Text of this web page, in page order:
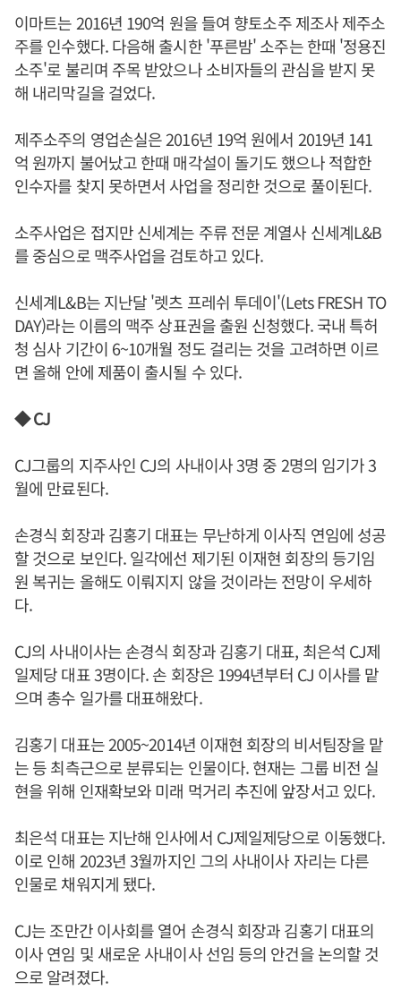
이마트는 2016년 190억 원을 들여 향토소주 제조사 제주소
주를 인수했다. 다음해 출시한 '푸른밤' 소주는 한때 '정용진
소주'로 불리며 주목 받았으나 소비자들의 관심을 받지 못
해 내리막길을 걸었다.
제주소주의 영업손실은 2016년 19억 원에서 2019년 141
억 원까지 불어났고 한때 매각설이 돌기도 했으나 적합한
인수자를 찾지 못하면서 사업을 정리한 것으로 풀이된다.
소주사업은 접지만 신세계는 주류 전문 계열사 신세계L&B
를 중심으로 맥주사업을 검토하고 있다.
신세계L&B는 지난달 '렛츠 프레쉬 투데이'(Lets FRESH TO
DAY)라는 이름의 맥주 상표권을 출원 신청했다. 국내 특허
청 심사 기간이 6~10개월 정도 걸리는 것을 고려하면 이르
면 올해 안에 제품이 출시될 수 있다.
◆ CJ
CJ그룹의 지주사인 CJ의 사내이사 3명 중 2명의 임기가 3
월에 만료된다.
손경식 회장과 김홍기 대표는 무난하게 이사직 연임에 성공
할 것으로 보인다. 일각에선 제기된 이재현 회장의 등기임
원 복귀는 올해도 이뤄지지 않을 것이라는 전망이 우세하
다.
CJ의 사내이사는 손경식 회장과 김홍기 대표, 최은석 CJ제
일제당 대표 3명이다. 손 회장은 1994년부터 CJ 이사를 맡
으며 총수 일가를 대표해왔다.
김홍기 대표는 2005~2014년 이재현 회장의 비서팀장을 맡
는 등 최측근으로 분류되는 인물이다. 현재는 그룹 비전 실
현을 위해 인재확보와 미래 먹거리 추진에 앞장서고 있다.
최은석 대표는 지난해 인사에서 CJ제일제당으로 이동했다.
이로 인해 2023년 3월까지인 그의 사내이사 자리는 다른
인물로 채워지게 됐다.
CJ는 조만간 이사회를 열어 손경식 회장과 김홍기 대표의
이사 연임 및 새로운 사내이사 선임 등의 안건을 논의할 것
으로 알려졌다.